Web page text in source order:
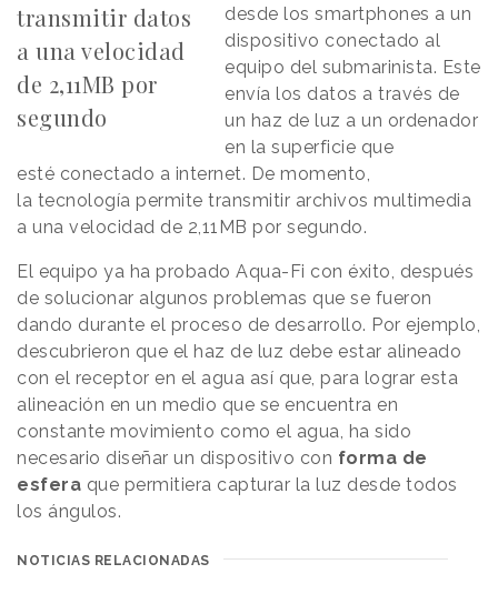
transmitir datos
a una velocidad
de 2,11MB por
segundo
desde los smartphones a un
dispositivo conectado al
equipo del submarinista. Este
envía los datos a través de
un haz de luz a un ordenador
en la superficie que
esté conectado a internet. De momento,
la tecnología permite transmitir archivos multimedia
a una velocidad de 2,11MB por segundo.
El equipo ya ha probado Aqua-Fi con éxito, después
de solucionar algunos problemas que se fueron
dando durante el proceso de desarrollo. Por ejemplo,
descubrieron que el haz de luz debe estar alineado
con el receptor en el agua así que, para lograr esta
alineación en un medio que se encuentra en
constante movimiento como el agua, ha sido
necesario diseñar un dispositivo con forma de
esfera que permitiera capturar la luz desde todos
los ángulos.
NOTICIAS RELACIONADAS